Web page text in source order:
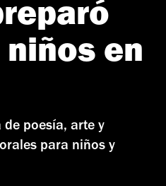
en
de poesía, arte y
para niños y